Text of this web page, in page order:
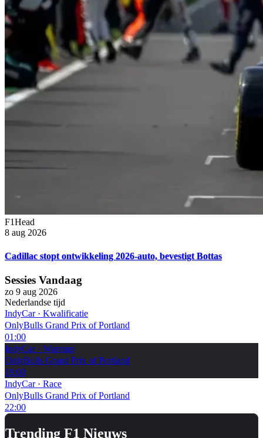
F1Head
8 aug 2026
Cadillac stopt ontwikkeling 2026-auto, bevestigt Bottas
Sessies Vandaag
zo 9 aug 2026
Nederlandse tijd
IndyCar· Kwalificatie
OnlyBulls Grand Prix of Portland
01:00
IndyCar· Warmup
OnlyBulls Grand Prix of Portland
19:00
IndyCar· Race
OnlyBulls Grand Prix of Portland
22:00
Trending F1 Nieuws